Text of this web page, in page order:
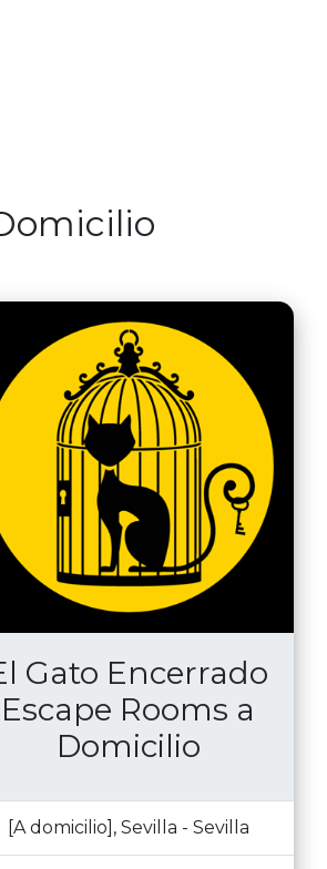
Gato Encerrado
Escape Rooms a
Domicilio
[A domicilio] , Sevilla - Sevilla